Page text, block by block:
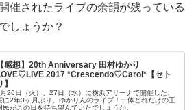
催されたライブの余韻が残っている
しょうか？
【感想】20th Anniversary 田村ゆかり
2017 *Crescendo♡Carol*【セト
】
26日（火）、27日（水）に横浜アリーナで開催した、
に2年3ヶ月ぶり。ゆかりんのライブ！一体どれだけの王
民がこの日を待ち望んでいたでしょうか。